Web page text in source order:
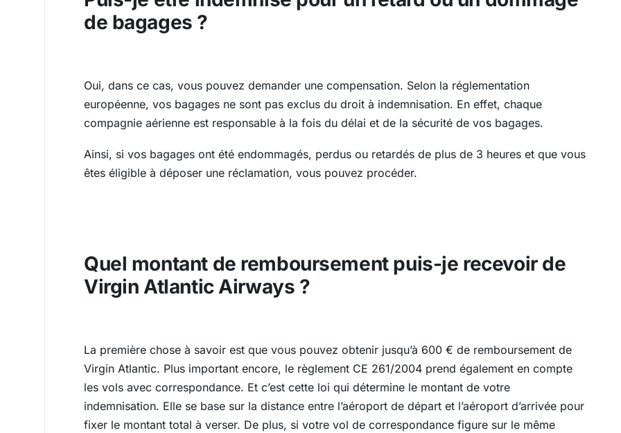
de bagages ?
Oui, dans ce cas, vous pouvez demander une compensation. Selon la réglementation
européenne, vos bagages ne sont pas exclus du droit à indemnisation. En effet, chaque
compagnie aérienne est responsable à la fois du délai et de la sécurité de vos bagages.
Ainsi, si vos bagages ont été endommagés, perdus ou retardés de plus de 3 heures et que vous
êtes éligible à déposer une réclamation, vous pouvez procéder.
Quel montant de remboursement puis-je recevoir de
Virgin Atlantic Airways ?
La première chose à savoir est que vous pouvez obtenir jusqu’à 600 € de remboursement de
Virgin Atlantic. Plus important encore, le règlement CE 261/2004 prend également en compte
les vols avec correspondance. Et c’est cette loi qui détermine le montant de votre
indemnisation. Elle se base sur la distance entre l’aéroport de départ et l’aéroport d’arrivée pour
fixer le montant total à verser. De plus, si votre vol de correspondance figure sur le même